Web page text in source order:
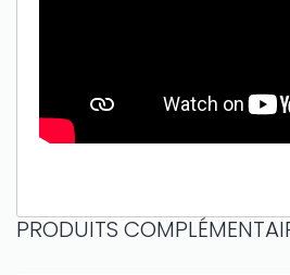
PRODUITS